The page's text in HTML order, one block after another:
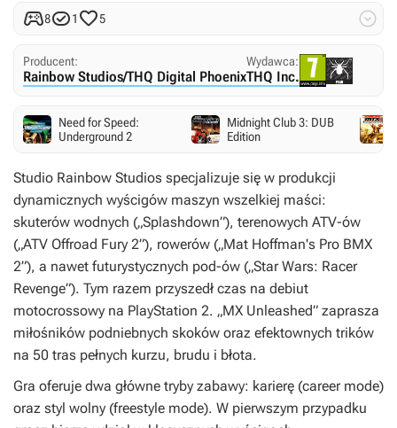
81 5 
Producent:
Rainbow Studios/THQ Digital Phoenix
Wydawca:
THQ Inc.
Need for Speed:
Underground 2
Midnight Club 3: DUB
Edition
Studio Rainbow Studios specjalizuje się w produkcji
dynamicznych wyścigów maszyn wszelkiej maści:
skuterów wodnych („Splashdown”), terenowych ATV-ów
(„ATV Offroad Fury 2”), rowerów („Mat Hoffman's Pro BMX
2”), a nawet futurystycznych pod-ów („Star Wars: Racer
Revenge”). Tym razem przyszedł czas na debiut
motocrossowy na PlayStation 2. „MX Unleashed” zaprasza
miłośników podniebnych skoków oraz efektownych trików
na 50 tras pełnych kurzu, brudu i błota.
Gra oferuje dwa główne tryby zabawy: karierę (career mode)
oraz styl wolny (freestyle mode). W pierwszym przypadku